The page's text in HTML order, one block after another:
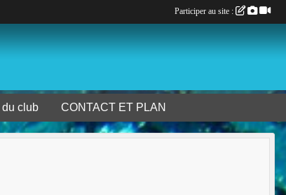
du club CONTACT ET PLAN
Participer au site :